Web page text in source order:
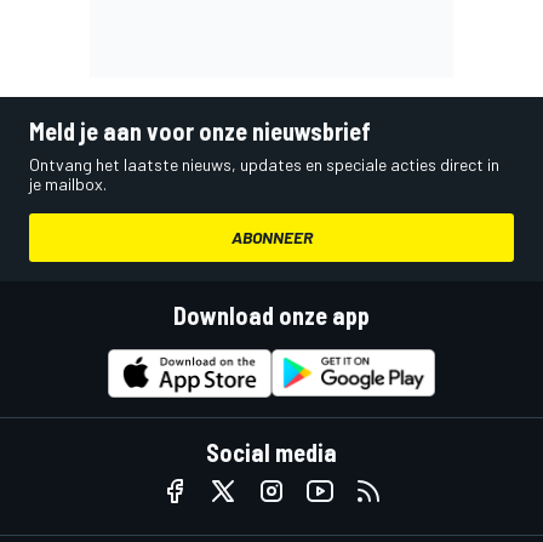
Meld je aan voor onze nieuwsbrief
Ontvang het laatste nieuws, updates en speciale acties direct in
je mailbox.
ABONNEER
Download onze app
Social media